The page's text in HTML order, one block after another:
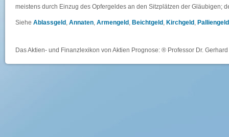
meistens durch Einzug des Opfergeldes an den Sitzplätzen der Gläubigen;
Siehe Ablassgeld , Annaten, Armengeld , Beichtgeld , Kirchgeld , Palliengeld
Das Aktien- und Finanzlexikon von Aktien Prognose: ® Professor Dr.